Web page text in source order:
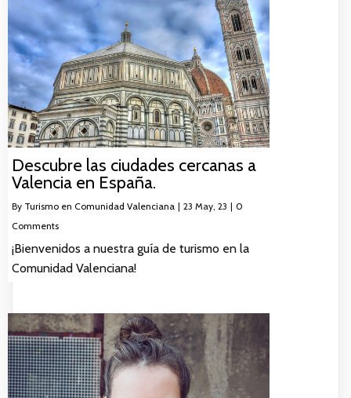
Descubre las ciudades cercanas a
Valencia en España.
By Turismo en Comunidad Valenciana | 23 May, 23 | 0
Comments
¡Bienvenidos a nuestra guía de turismo en la
Comunidad Valenciana!